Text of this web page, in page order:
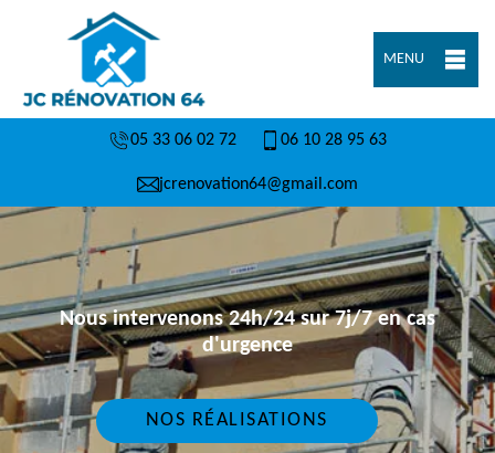
MENU
05 33 06 02 72 06 10 28 95 63
jcrenovation64@gmail.com
Nous intervenons 24h/24 sur 7j/7 en cas
d'urgence
NOS RÉALISATIONS